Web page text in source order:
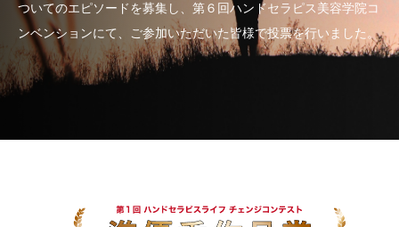
ついてのエピソードを募集し、第６回ハンドセラピス美容学院コ
ンベンションにて、ご参加いただいた皆様で投票を行いました。